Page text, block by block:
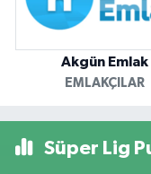
Akgün Emlak
EMLAKÇILAR
Süper Lig